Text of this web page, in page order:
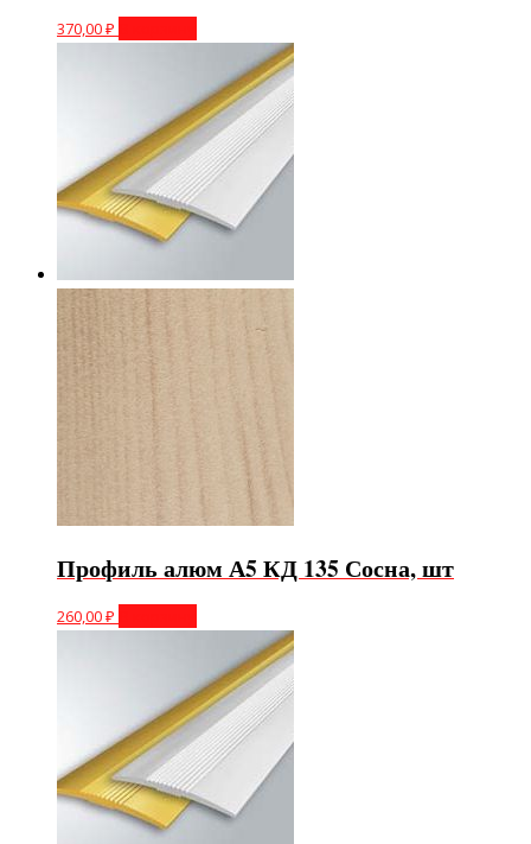
370,00₽
Профиль алюм А5 КД 135 Сосна, шт
260,00₽